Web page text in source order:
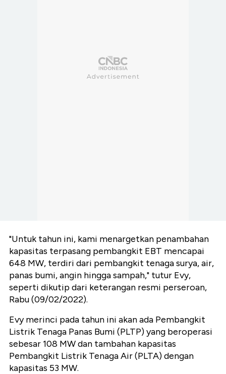
"Untuk tahun ini, kami menargetkan penambahan
kapasitas terpasang pembangkit EBT mencapai
648 MW, terdiri dari pembangkit tenaga surya, air,
panas bumi, angin hingga sampah," tutur Evy,
seperti dikutip dari keterangan resmi perseroan,
Rabu (09/02/2022).
Evy merinci pada tahun ini akan ada Pembangkit
Listrik Tenaga Panas Bumi (PLTP) yang beroperasi
sebesar 108 MW dan tambahan kapasitas
Pembangkit Listrik Tenaga Air (PLTA) dengan
kapasitas 53 MW.